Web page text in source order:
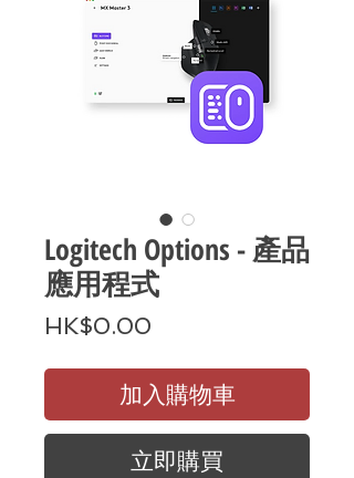
Logitech Options - 產品
應用程式
HK$0.00
加入購物車
立即購買